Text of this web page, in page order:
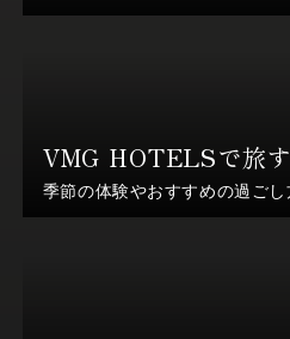
VMG HOTELSで旅
季節の体験やおすすめの過ご